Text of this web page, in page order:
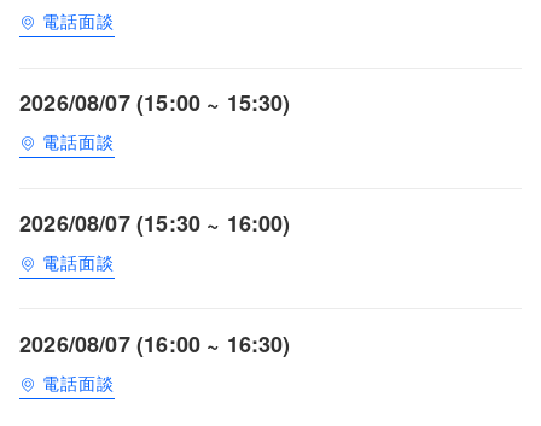
電話面談
2026/08/07 (15:00 ~ 15:30)
電話面談
2026/08/07 (15:30 ~ 16:00)
電話面談
2026/08/07 (16:00 ~ 16:30)
電話面談